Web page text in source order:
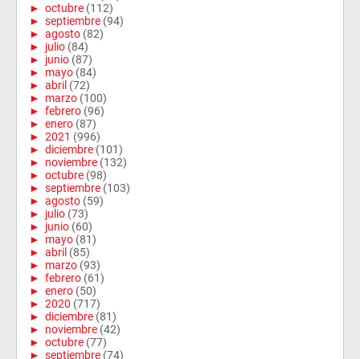
► octubre (112)
► septiembre (94)
► agosto (82)
► julio (84)
► junio (87)
► mayo (84)
► abril (72)
► marzo (100)
► febrero (96)
► enero (87)
► 2021 (996)
► diciembre (101)
► noviembre (132)
► octubre (98)
► septiembre (103)
► agosto (59)
► julio (73)
► junio (60)
► mayo (81)
► abril (85)
► marzo (93)
► febrero (61)
► enero (50)
► 2020 (717)
► diciembre (81)
► noviembre (42)
► octubre (77)
► septiembre (74)